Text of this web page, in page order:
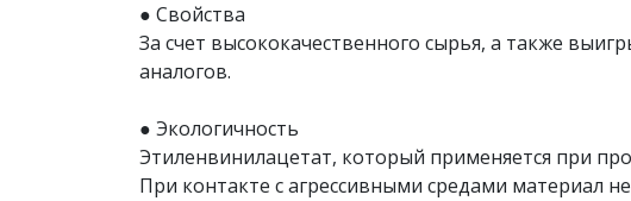
● Свойства
За счет высококачественного сырья, а также
аналогов.
● Экологичность
Этиленвинилацетат, который применяется при
При контакте с агрессивными средами материал